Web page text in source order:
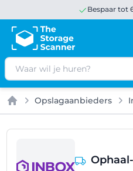
Bespaar tot
Zoeken
Home
Opslagaanbieders